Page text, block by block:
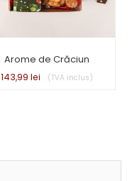
Arome de Crăciun
143,99 lei